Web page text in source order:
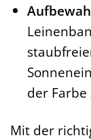
der
Mit der